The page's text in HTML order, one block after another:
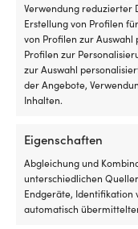
Verwendung reduzierter
Erstellung von Profilen
von Profilen zur Auswahl
Profilen zur
zur Auswahl
der Angebote,
Inhalten.
Eigenschaften
Abgleichung und
unterschiedlichen
Endgeräte, Identifikation
automatisch
Die
Welt!
Jetzt kaufen,
Preisgarantie ist
Preise aller
Artikel innerhalb
Nachhinein an.
Mehr über